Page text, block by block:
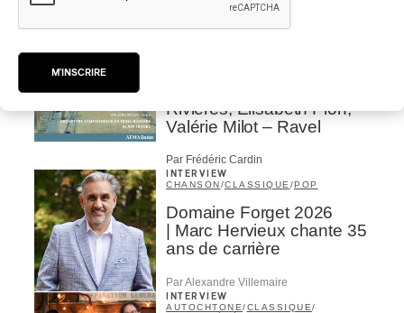
Rivières; Élisabeth Pion;
Valérie Milot – Ravel
Par Frédéric Cardin
INTERVIEW
CHANSON /CLASSIQUE/POP
Domaine Forget 2026
| Marc Hervieux chante 35
ans de carrière
Par Alexandre Villemaire
INTERVIEW
AUTOCHTONE/CLASSIQUE/
M'INSCRIRE